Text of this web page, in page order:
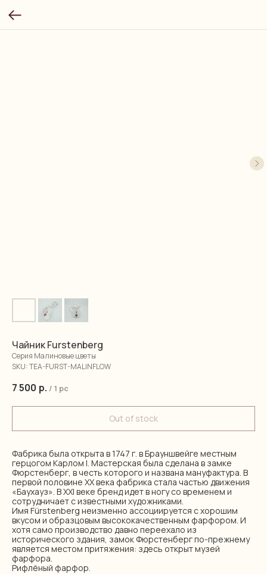
Чайник Furstenberg
Серия Малиновые цветы
SKU:TEA-FURST-MALINFLOW
7 500 р. / 1 pc
Out of stock
Фабрика была открыта в 1747 г. в Брауншвейге местным
герцогом Карлом I. Мастерская была сделана в замке
Фюрстенберг, в честь которого и названа мануфактура. В
первой половине XX века фабрика стала частью движения
«Баухауз». В XXI веке бренд идет в ногу со временем и
сотрудничает с известными художниками.
Имя Fürstenberg неизменно ассоциируется с хорошим
вкусом и образцовым высококачественным фарфором. И
хотя само производство давно переехало из
исторического здания, замок Фюрстенберг по-прежнему
является местом притяжения: здесь открыт музей
фарфора.
Рифлёный фарфор.